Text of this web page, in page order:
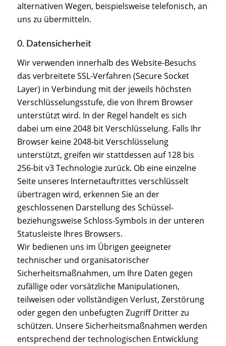
alternativen Wegen, beispielsweise telefonisch, an
uns zu übermitteln.
0. Datensicherheit
Wir verwenden innerhalb des Website-Besuchs
das verbreitete SSL-Verfahren (Secure Socket
Layer) in Verbindung mit der jeweils höchsten
Verschlüsselungsstufe, die von Ihrem Browser
unterstützt wird. In der Regel handelt es sich
dabei um eine 2048 bit Verschlüsselung. Falls Ihr
Browser keine 2048-bit Verschlüsselung
unterstützt, greifen wir stattdessen auf 128 bis
256-bit v3 Technologie zurück. Ob eine einzelne
Seite unseres Internetauftrittes verschlüsselt
übertragen wird, erkennen Sie an der
geschlossenen Darstellung des Schüssel-
beziehungsweise Schloss-Symbols in der unteren
Statusleiste Ihres Browsers.
Wir bedienen uns im Übrigen geeigneter
technischer und organisatorischer
Sicherheitsmaßnahmen, um Ihre Daten gegen
zufällige oder vorsätzliche Manipulationen,
teilweisen oder vollständigen Verlust, Zerstörung
oder gegen den unbefugten Zugriff Dritter zu
schützen. Unsere Sicherheitsmaßnahmen werden
entsprechend der technologischen Entwicklung